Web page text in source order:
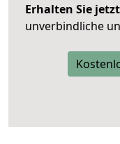
Erhalten Sie jetzt
unverbindliche